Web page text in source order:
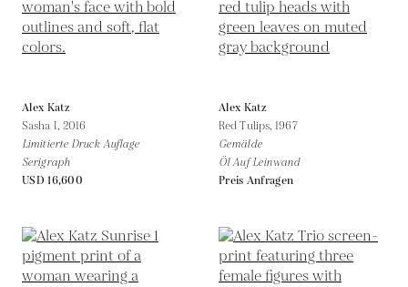
Alex Katz
Sasha I, 2016
Limitierte Druck Auflage
Serigraph
USD 16,600
Alex Katz
Red Tulips,1967
Gemälde
Öl Auf Leinwand
Preis Anfragen